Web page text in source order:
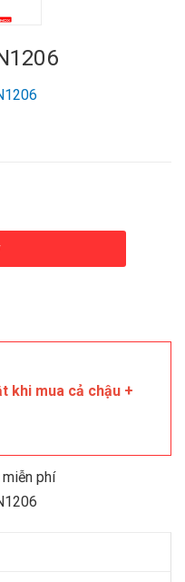
khi mua cả chậu +
phí